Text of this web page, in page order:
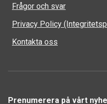
Frågor och svar
Privacy Policy
Kontakta oss
Prenumerera på vårt